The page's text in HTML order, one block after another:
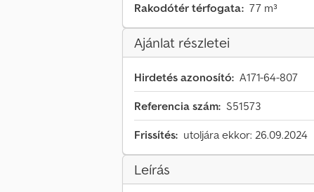
Rakodótér térfogata: 77 m³
Ajánlat részletei
Hirdetés azonosító: A171-64-807
Referencia szám: S51573
Frissítés: utoljára ekkor: 26.09.2024
Leírás